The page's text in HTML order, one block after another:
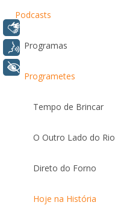
Podcasts
Programas
Programetes
Tempo de Brincar
O Outro Lado do Rio
Direto do Forno
Hoje na História
Voz